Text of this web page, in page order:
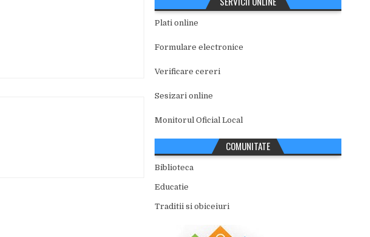
Plati online
Formulare electronice
Verificare cereri
Sesizari online
Monitorul Oficial Local
COMUNITATE
Biblioteca
Educatie
Traditii si obiceiuri